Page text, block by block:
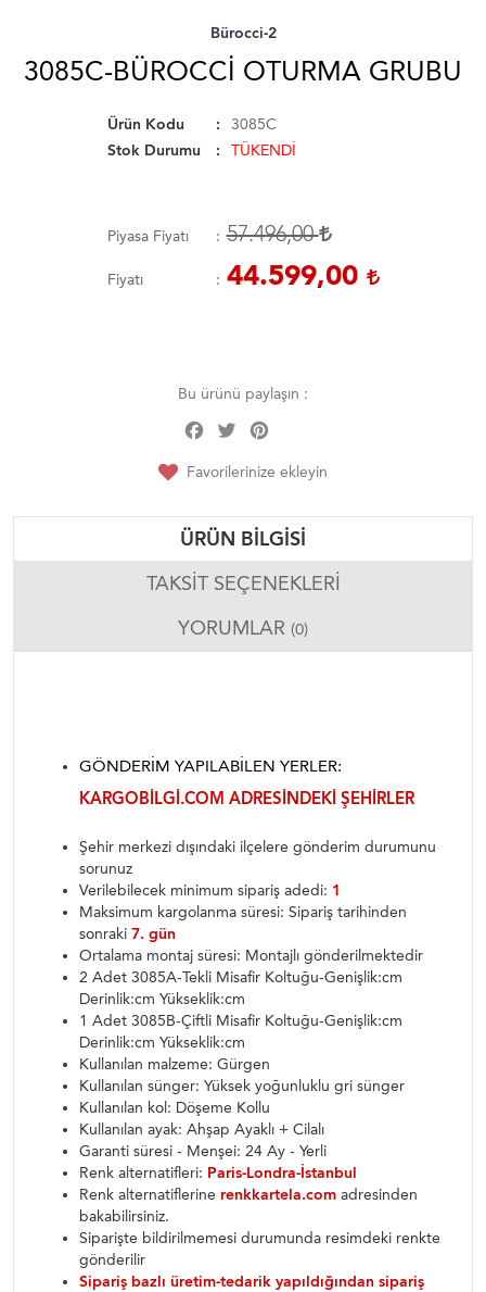
Bürocci-2
3085C-BÜROCCI OTURMA GRUBU
Ürün Kodu
3085C
Stok Durumu
TÜKENDİ
Piyasa Fiyatı 57.496,00
Fiyatı 44.599,00
Bu ürünü paylaşın :
Facebook
Twitter
Favorilerinize ekleyin
ÜRÜN BILGISI
TAKSIT SEÇENEKLERI
YORUMLAR (0)
GÖNDERIM YAPILABILEN YERLER:
KARGOBILGI.COM ADRESINDEKI ŞEHIRLER
Şehir merkezi dışındaki ilçelere gönderim durumunu
sorunuz
Verilebilecek minimum sipariş adedi: 1
Maksimum kargolanma süresi: Sipariş tarihinden
sonraki 7. gün
Ortalama montaj süresi: Montajlı gönderilmektedir
2 Adet 3085A-Tekli Misafir Koltuğu-Genişlik:cm
Derinlik:cm Yükseklik:cm
1 Adet 3085B-Çiftli Misafir Koltuğu-Genişlik:cm
Derinlik:cm Yükseklik:cm
Kullanılan malzeme: Gürgen
Kullanılan sünger: Yüksek yoğunluklu gri sünger
Kullanılan kol: Döşeme Kollu
Kullanılan ayak: Ahşap Ayaklı + Cilalı
Garanti süresi - Menşei: 24 Ay - Yerli
Renk alternatifleri: Paris-Londra-İstanbul
Renk alternatiflerine renkkartela.com adresinden
bakabilirsiniz.
Siparişte bildirilmemesi durumunda resimdeki renkte
gönderilir
Sipariş bazlı üretim-tedarik yapıldığından sipariş